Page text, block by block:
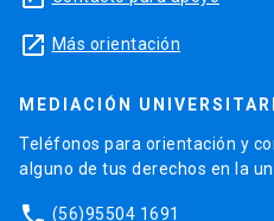
launch Más orientación
MEDIACIÓN
Teléfonos para orientación y
alguno de tus derechos en la
(56)95504 1691